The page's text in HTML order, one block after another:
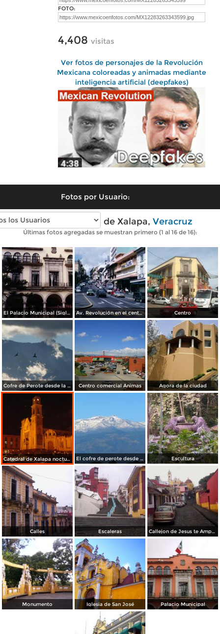
FOTO:
4,408 visitas
Ver fotos de personajes de la Revolución
Mexicana coloreadas y animadas mediante
inteligencia artificial (deepfakes)
Fotos por Usuario:
Fotos modernas de Xalapa, Veracruz
Últimas fotos agregadas se muestran primero (1 al 16 de 16):
El Palacio Municipal (Siglo XIX). Xalapa, Veracruz. 1994 Av. Revolución en el centro de Xalapa, Veracruz Centro
Cofre de Perote desde la unidad habitacional Fovisste de Xalapa Centro comercial Ánimas Agora de la ciudad
Catedral de Xalapa nocturna El cofre de perote desde el parque juarez de xalapa Escultura
Calles Escaleras Callejon de Jesus te Ampare
Monumento Iglesia de San José Palacio Municipal